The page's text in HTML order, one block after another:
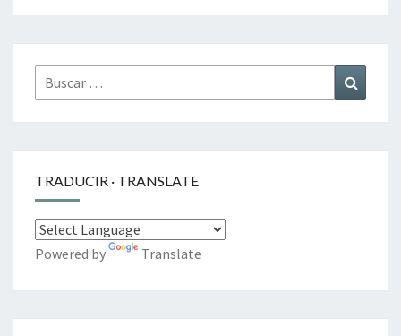
Buscar
por:
TRADUCIR · TRANSLATE
Powered by Translate